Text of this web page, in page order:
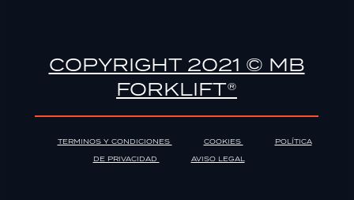
COPYRIGHT 2021 © MB
FORKLIFT®
TERMINOS Y CONDICIONES COOKIES
POLÍTICA
DE PRIVACIDAD
AVISO LEGAL